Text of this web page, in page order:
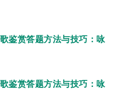
鉴赏答题方法与技巧：咏
鉴赏答题方法与技巧：咏